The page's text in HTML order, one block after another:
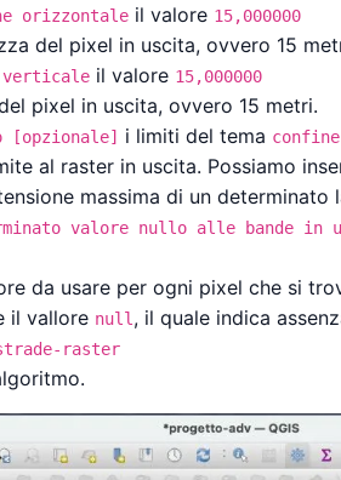
orizzontale il valore 15,000000
del pixel in uscita, ovvero 15
verticale il valore 15,000000
pixel in uscita, ovvero 15 metri.
[opzionale] i limiti del tema
al raster in uscita. Possiamo
massima di un
valore nullo alle bande in
da usare per ogni pixel che si
il vallore null , il quale indica
raster